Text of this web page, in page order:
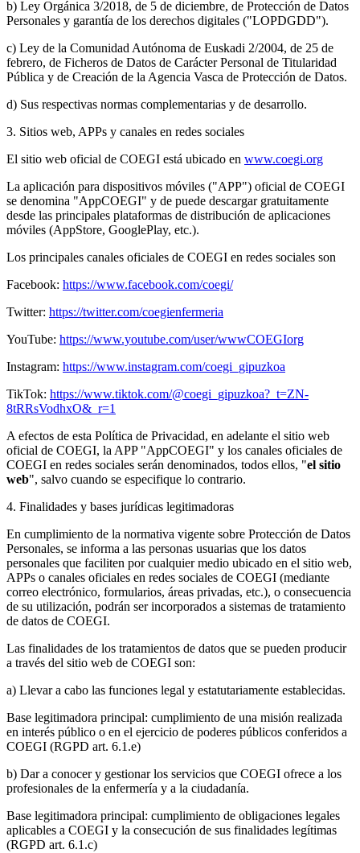
b) Ley Orgánica 3/2018, de 5 de diciembre, de Protección de Datos
Personales y garantía de los derechos digitales ("LOPDGDD").
c) Ley de la Comunidad Autónoma de Euskadi 2/2004, de 25 de
febrero, de Ficheros de Datos de Carácter Personal de Titularidad
Pública y de Creación de la Agencia Vasca de Protección de Datos.
d) Sus respectivas normas complementarias y de desarrollo.
3. Sitios web, APPs y canales en redes sociales
El sitio web oficial de COEGI está ubicado en www.coegi.org
La aplicación para dispositivos móviles ("APP") oficial de COEGI
se denomina "AppCOEGI" y de puede descargar gratuitamente
desde las principales plataformas de distribución de aplicaciones
móviles (AppStore, GooglePlay, etc.).
Los principales canales oficiales de COEGI en redes sociales son
Facebook: https://www.facebook.com/coegi/
Twitter: https://twitter.com/coegienfermeria
YouTube: https://www.youtube.com/user/wwwCOEGIorg
Instagram: https://www.instagram.com/coegi_gipuzkoa
TikTok: https://www.tiktok.com/@coegi_gipuzkoa?_t=ZN-
8tRRsVodhxO&_r=1
A efectos de esta Política de Privacidad, en adelante el sitio web
oficial de COEGI, la APP "AppCOEGI" y los canales oficiales de
COEGI en redes sociales serán denominados, todos ellos, "el sitio
web", salvo cuando se especifique lo contrario.
4. Finalidades y bases jurídicas legitimadoras
En cumplimiento de la normativa vigente sobre Protección de Datos
Personales, se informa a las personas usuarias que los datos
personales que faciliten por cualquier medio ubicado en el sitio web,
APPs o canales oficiales en redes sociales de COEGI (mediante
correo electrónico, formularios, áreas privadas, etc.), o consecuencia
de su utilización, podrán ser incorporados a sistemas de tratamiento
de datos de COEGI.
Las finalidades de los tratamientos de datos que se pueden producir
a través del sitio web de COEGI son:
a) Llevar a cabo las funciones legal y estatutariamente establecidas.
Base legitimadora principal: cumplimiento de una misión realizada
en interés público o en el ejercicio de poderes públicos conferidos a
COEGI (RGPD art. 6.1.e)
b) Dar a conocer y gestionar los servicios que COEGI ofrece a los
profesionales de la enfermería y a la ciudadanía.
Base legitimadora principal: cumplimiento de obligaciones legales
aplicables a COEGI y la consecución de sus finalidades legítimas
(RGPD art. 6.1.c)